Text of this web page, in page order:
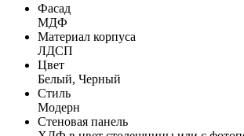
Фасад
МДФ
Материал корпуса
ЛДСП
Цвет
Белый, Черный
Стиль
Модерн
Стеновая панель